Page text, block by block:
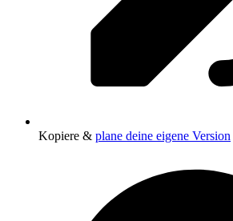
Kopiere & plane deine eigene Version